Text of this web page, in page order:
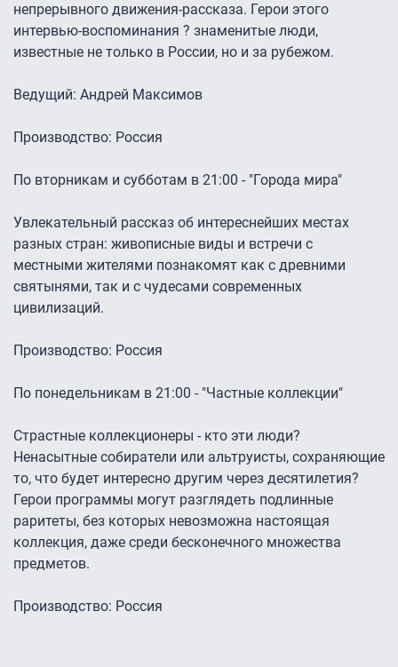
непрерывного движения-рассказа. Герои этого
интервью-воспоминания ? знаменитые люди,
известные не только в России, но и за рубежом.
Ведущий: Андрей Максимов
Производство: Россия
По вторникам и субботам в 21:00 - "Города мира"
Увлекательный рассказ об интереснейших местах
разных стран: живописные виды и встречи с
местными жителями познакомят как с древними
святынями, так и с чудесами современных
цивилизаций.
Производство: Россия
По понедельникам в 21:00 - "Частные коллекции"
Страстные коллекционеры - кто эти люди?
Ненасытные собиратели или альтруисты, сохраняющие
то, что будет интересно другим через десятилетия?
Герои программы могут разглядеть подлинные
раритеты, без которых невозможна настоящая
коллекция, даже среди бесконечного множества
предметов.
Производство: Россия